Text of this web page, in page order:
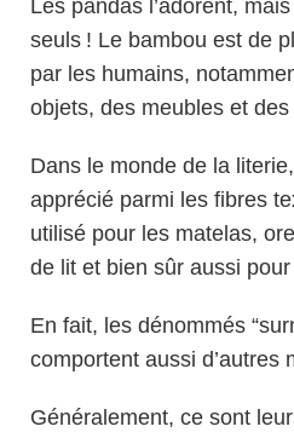
Les pandas l’adorent,
seuls ! Le bambou est de
par les humains,
objets, des meubles et des
Dans le monde de la
apprécié parmi les fibres
utilisé pour les matelas,
de lit et bien sûr aussi
En fait, les dénommés
comportent aussi d’autres
Généralement, ce sont